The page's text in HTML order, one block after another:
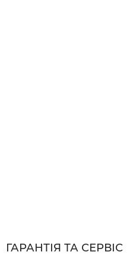
ГАРАНТІЯ ТА СЕРВІС